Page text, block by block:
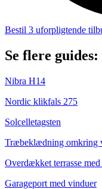
Bestil 3 uforpligtende
Se flere guides:
Nibra H14
Nordic klikfals 275
Solcelletagsten
Træbeklædning omkring
Overdækket terrasse
Garageport med vinduer